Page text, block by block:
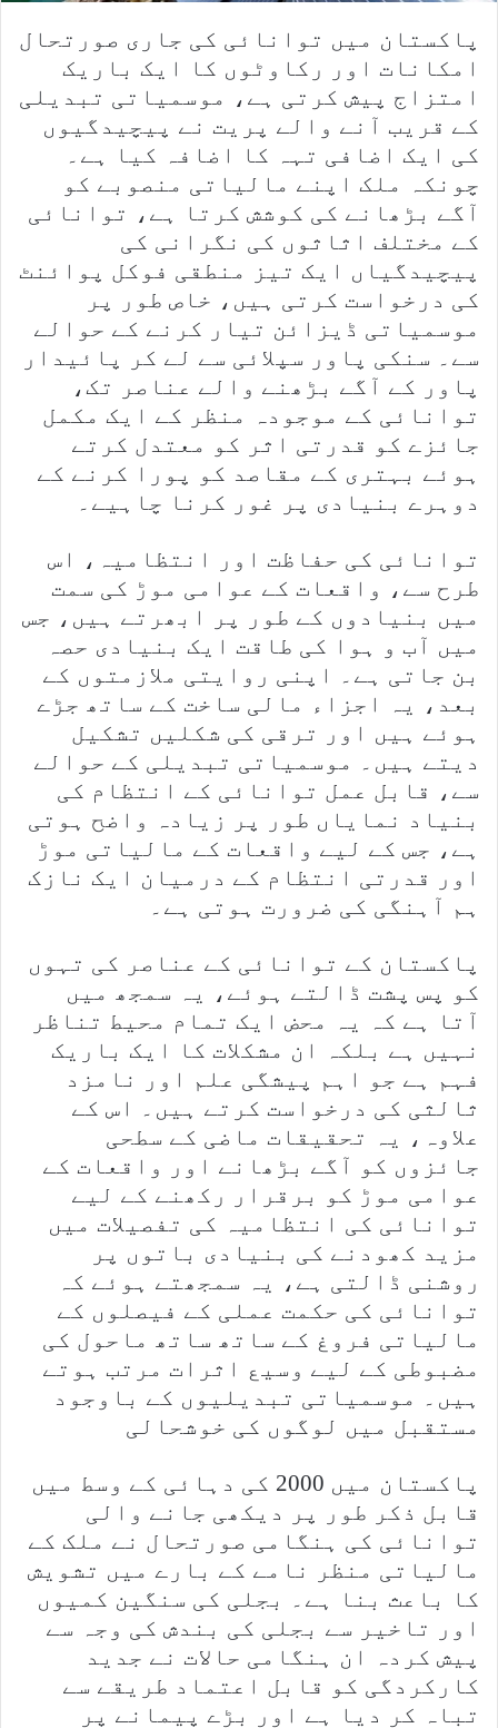
پاکستان میں توانائی کی جاری صورتحال
امکانات اور رکاوٹوں کا ایک باریک
امتزاج پیش کرتی ہے، موسمیاتی تبدیلی
کے قریب آنے والے پریت نے پیچیدگیوں
کی ایک اضافی تہہ کا اضافہ کیا ہے۔
چونکہ ملک اپنے مالیاتی منصوبے کو
آگے بڑھانے کی کوشش کرتا ہے، توانائی
کے مختلف اثاثوں کی نگرانی کی
پیچیدگیاں ایک تیز منطقی فوکل پوائنٹ
کی درخواست کرتی ہیں، خاص طور پر
موسمیاتی ڈیزائن تیار کرنے کے حوالے
سے۔ سنکی پاور سپلائی سے لے کر پائیدار
پاور کے آگے بڑھنے والے عناصر تک،
توانائی کے موجودہ منظر کے ایک مکمل
جائزے کو قدرتی اثر کو معتدل کرتے
ہوئے بہتری کے مقاصد کو پورا کرنے کے
دوہرے بنیادی پر غور کرنا چاہیے۔
توانائی کی حفاظت اور انتظامیہ، اس
طرح سے، واقعات کے عوامی موڑ کی سمت
میں بنیادوں کے طور پر ابھرتے ہیں، جس
میں آب و ہوا کی طاقت ایک بنیادی حصہ
بن جاتی ہے۔ اپنی روایتی ملازمتوں کے
بعد، یہ اجزاء مالی ساخت کے ساتھ جڑے
ہوئے ہیں اور ترقی کی شکلیں تشکیل
دیتے ہیں۔ موسمیاتی تبدیلی کے حوالے
سے، قابل عمل توانائی کے انتظام کی
بنیاد نمایاں طور پر زیادہ واضح ہوتی
ہے، جس کے لیے واقعات کے مالیاتی موڑ
اور قدرتی انتظام کے درمیان ایک نازک
ہم آہنگی کی ضرورت ہوتی ہے۔
پاکستان کے توانائی کے عناصر کی تہوں
کو پس پشت ڈالتے ہوئے، یہ سمجھ میں
آتا ہے کہ یہ محض ایک تمام محیط تناظر
نہیں ہے بلکہ ان مشکلات کا ایک باریک
فہم ہے جو اہم پیشگی علم اور نامزد
ثالثی کی درخواست کرتے ہیں۔ اس کے
علاوہ، یہ تحقیقات ماضی کے سطحی
جائزوں کو آگے بڑھانے اور واقعات کے
عوامی موڑ کو برقرار رکھنے کے لیے
توانائی کی انتظامیہ کی تفصیلات میں
مزید کھودنے کی بنیادی باتوں پر
روشنی ڈالتی ہے، یہ سمجھتے ہوئے کہ
توانائی کی حکمت عملی کے فیصلوں کے
مالیاتی فروغ کے ساتھ ساتھ ماحول کی
مضبوطی کے لیے وسیع اثرات مرتب ہوتے
ہیں۔ موسمیاتی تبدیلیوں کے باوجود
مستقبل میں لوگوں کی خوشحالی
پاکستان میں 2000 کی دہائی کے وسط میں
قابل ذکر طور پر دیکھی جانے والی
توانائی کی ہنگامی صورتحال نے ملک کے
مالیاتی منظر نامے کے بارے میں تشویش
کا باعث بنا ہے۔ بجلی کی سنگین کمیوں
اور تاخیر سے بجلی کی بندش کی وجہ سے
پیش کردہ ان ہنگامی حالات نے جدید
کارکردگی کو قابل اعتماد طریقے سے
تباہ کر دیا ہے اور بڑے پیمانے پر